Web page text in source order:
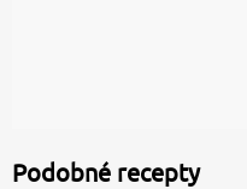
Podobné recepty